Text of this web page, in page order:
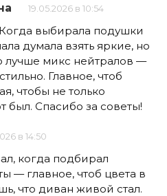
19.05.2026 в 10:54
выбирала подушки
думала взять яркие, но
лучше микс нейтралов —
Главное, чтоб
чтобы не только
был. Спасибо за советы!
в 14:50
когда подбирал
— главное, чтоб цвета в
что диван живой стал.